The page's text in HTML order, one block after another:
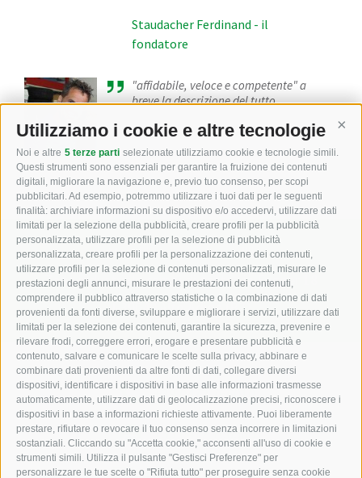
Utilizziamo i cookie e altre tecnologie
Noi e altre 5 terze parti selezionate utilizziamo cookie e tecnologie simili.
Questi strumenti sono essenziali per garantire la fruizione dei contenuti
digitali, migliorare la navigazione e, previo tuo consenso, per scopi
pubblicitari. Ad esempio, potremmo utilizzare i tuoi dati per le seguenti
finalità: archiviare informazioni su dispositivo e/o accedervi, utilizzare dati
limitati per la selezione della pubblicità, creare profili per la pubblicità
personalizzata, utilizzare profili per la selezione di pubblicità
personalizzata, creare profili per la personalizzazione dei contenuti,
utilizzare profili per la selezione di contenuti personalizzati, misurare le
prestazioni degli annunci, misurare le prestazioni dei contenuti,
comprendere il pubblico attraverso statistiche o la combinazione di dati
provenienti da fonti diverse, sviluppare e migliorare i servizi, utilizzare dati
limitati per la selezione dei contenuti, garantire la sicurezza, prevenire e
rilevare frodi, correggere errori, erogare e presentare pubblicità e
contenuto, salvare e comunicare le scelte sulla privacy, abbinare e
combinare dati provenienti da altre fonti di dati, collegare diversi
dispositivi, identificare i dispositivi in base alle informazioni trasmesse
automaticamente, utilizzare dati di geolocalizzazione precisi, riconoscere i
dispositivi in base a informazioni richieste attivamente. Puoi liberamente
prestare, rifiutare o revocare il tuo consenso senza incorrere in limitazioni
sostanziali. Cliccando su "Accetta cookie," acconsenti all'uso di cookie e
strumenti simili. Utilizza il pulsante "Gestisci Preferenze" per
personalizzare le tue scelte o "Rifiuta tutto" per proseguire senza cookie
Staudacher Ferdinand - il
fondatore
"affidabile, veloce e competente" a
breve la descrizione del tutto
Alex Unterhuber - Vendita
Macchine agricole e edili
Zona industriale campi di sotto via Fugger 18
I-39049Alto Adige (BZ)
+39 0472 766010
+39 0472 766585
info@staudacher.it